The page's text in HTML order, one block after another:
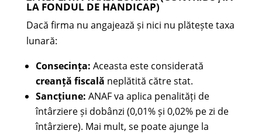
LA FONDUL DE HANDICAP)
Dacă firma nu angajează și nici nu plătește taxa
lunară:
Consecința: Aceasta este considerată
creanță fiscală neplătită către stat.
Sancțiune: ANAF va aplica penalități de
întârziere și dobânzi (0,01% și 0,02% pe zi de
întârziere). Mai mult, se poate ajunge la